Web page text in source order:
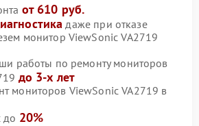
от 610 руб.
даже при отказе
монитор ViewSonic VA2719
работы по ремонту мониторов
до 3-х лет
мониторов ViewSonic VA2719 в
до 20%